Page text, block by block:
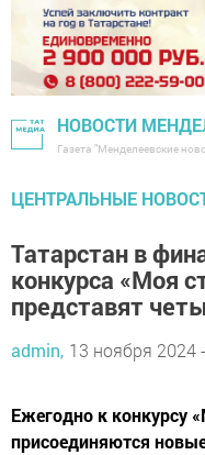
НОВОСТИ
Газета "Менделеевские
ЦЕНТРАЛЬНЫЕ
Татарстан в
конкурса «Моя
представят
admin, 13 ноября 2024
Ежегодно к конкурсу
присоединяются